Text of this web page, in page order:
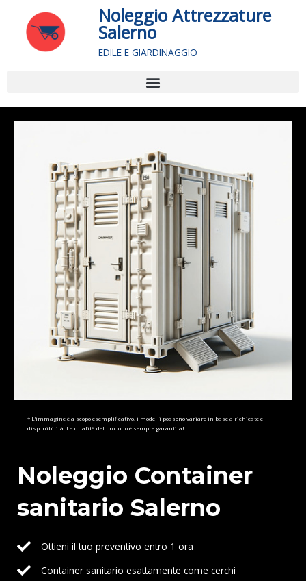
contenuto
Noleggio Attrezzature
Salerno
EDILE E GIARDINAGGIO
Noleggio Container
sanitario Salerno
Ottieni il tuo preventivo entro 1 ora
Container sanitario esattamente come cerchi
* L’immagine è a scopo esemplificativo, i modelli possono variare in base a richieste e
disponibilità. La qualità del prodotto è sempre garantita!